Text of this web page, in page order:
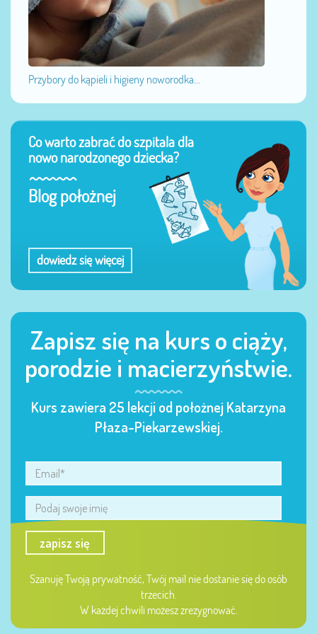
Przybory do kąpieli i higieny noworodka...
Co warto zabrać do szpitala dla
nowo narodzonego dziecka?
Blog położnej
dowiedz się więcej
Zapisz się na kurs o ciąży,
porodzie i macierzyństwie.
Kurs zawiera 25 lekcji od położnej Katarzyna
Płaza-Piekarzewskiej.
zapisz się
Szanuję Twoją prywatność, Twój mail nie dostanie się do osób
trzecich.
W każdej chwili możesz zrezygnować.